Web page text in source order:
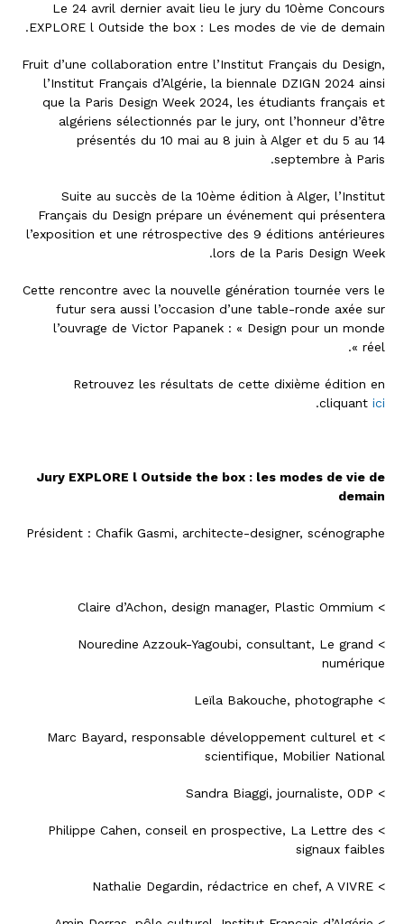
Le 24 avril dernier avait lieu le jury du 10ème Concours
EXPLORE l Outside the box : Les modes de vie de demain.
Fruit d’une collaboration entre l’Institut Français du Design,
l’Institut Français d’Algérie, la biennale DZIGN 2024 ainsi
que la Paris Design Week 2024, les étudiants français et
algériens sélectionnés par le jury, ont l’honneur d’être
présentés du 10 mai au 8 juin à Alger et du 5 au 14
septembre à Paris.
Suite au succès de la 10ème édition à Alger, l’Institut
Français du Design prépare un événement qui présentera
l’exposition et une rétrospective des 9 éditions antérieures
lors de la Paris Design Week.
Cette rencontre avec la nouvelle génération tournée vers le
futur sera aussi l’occasion d’une table-ronde axée sur
l’ouvrage de Victor Papanek : « Design pour un monde
réel ».
Retrouvez les résultats de cette dixième édition en
cliquantici
.
Jury EXPLORE l Outside the box : les modes de vie de
demain
Président : Chafik Gasmi, architecte-designer, scénographe
> Claire d’Achon, design manager, Plastic Ommium
> Nouredine Azzouk-Yagoubi, consultant, Le grand
numérique
> Leïla Bakouche, photographe
> Marc Bayard, responsable développement culturel et
scientifique, Mobilier National
> Sandra Biaggi, journaliste, ODP
> Philippe Cahen, conseil en prospective, La Lettre des
signaux faibles
> Nathalie Degardin, rédactrice en chef, A VIVRE